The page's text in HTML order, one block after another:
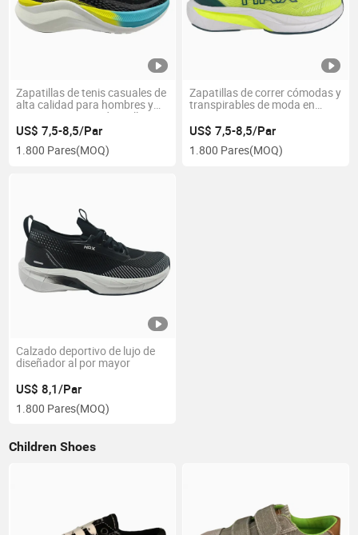
Zapatillas de tenis casuales de
alta calidad para hombres y
mujeres, zapatos de malla
transpirables
US$ 7,5-8,5/Par
1.800 Pares(MOQ)
Zapatillas de correr cómodas y
transpirables de moda en
US$ 7,5-8,5/Par
1.800 Pares(MOQ)
Calzado deportivo de lujo de
diseñador al por mayor
US$ 8,1/Par
1.800 Pares(MOQ)
Children Shoes